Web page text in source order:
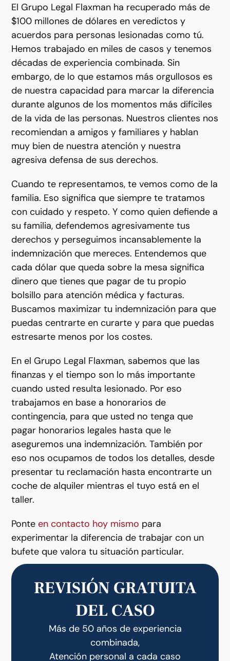
El Grupo Legal Flaxman ha recuperado más de
$100 millones de dólares en veredictos y
acuerdos para personas lesionadas como tú.
Hemos trabajado en miles de casos y tenemos
décadas de experiencia combinada. Sin
embargo, de lo que estamos más orgullosos es
de nuestra capacidad para marcar la diferencia
durante algunos de los momentos más difíciles
de la vida de las personas. Nuestros clientes nos
recomiendan a amigos y familiares y hablan
muy bien de nuestra atención y nuestra
agresiva defensa de sus derechos.
Cuando te representamos, te vemos como de la
familia. Eso significa que siempre te tratamos
con cuidado y respeto. Y como quien defiende a
su familia, defendemos agresivamente tus
derechos y perseguimos incansablemente la
indemnización que mereces. Entendemos que
cada dólar que queda sobre la mesa significa
dinero que tienes que pagar de tu propio
bolsillo para atención médica y facturas.
Buscamos maximizar tu indemnización para que
puedas centrarte en curarte y para que puedas
estresarte menos por los costes.
En el Grupo Legal Flaxman, sabemos que las
finanzas y el tiempo son lo más importante
cuando usted resulta lesionado. Por eso
trabajamos en base a honorarios de
contingencia, para que usted no tenga que
pagar honorarios legales hasta que le
aseguremos una indemnización. También por
eso nos ocupamos de todos los detalles, desde
presentar tu reclamación hasta encontrarte un
coche de alquiler mientras el tuyo está en el
taller.
Ponteen contacto hoy mismo para
experimentar la diferencia de trabajar con un
bufete que valora tu situación particular.
REVISIÓN GRATUITA
DEL CASO
Más de 50 años de experiencia
combinada,
Atención personal a cada caso